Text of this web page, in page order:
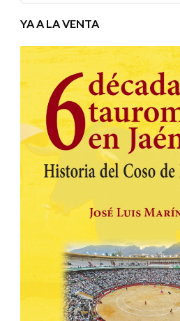
YA A LA VENTA